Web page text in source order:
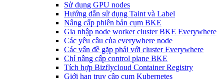
Sử dụng GPU nodes
Hướng dẫn sử dụng Taint và Label
Nâng cấp phiên bản cụm BKE
Gia nhập node worker cluster BKE Everywhere
Các yêu cầu của everywhere node
Các vấn đề gặp phải với cluster Everywhere
Chỉ nâng cấp control plane BKE
Tích hợp Bizflycloud Container Registry
Giới hạn truy cập cụm Kubernetes